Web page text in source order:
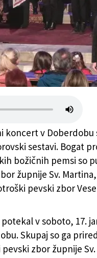
TIBALDI)
koncert v Doberdobu
sestavi. Bogat
božičnih pemsi so
župnije Sv.
pevski zbor
v soboto, 17.
Skupaj so ga
zbor župnije